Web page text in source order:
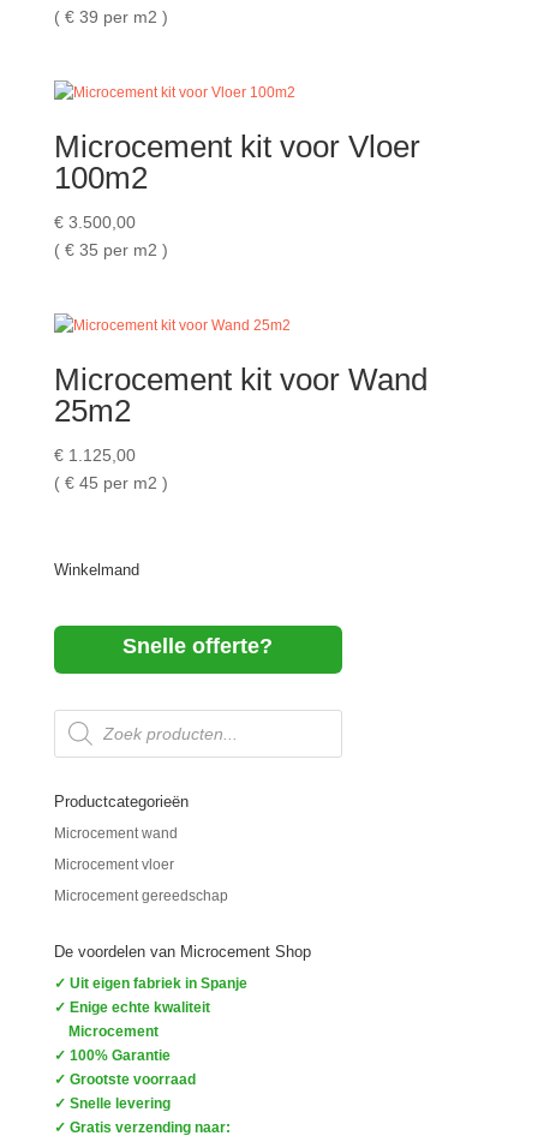
( € 39 per m2 )
Microcement kit voor Vloer
100m2
€3.500,00
( € 35 per m2 )
Microcement kit voor Wand
25m2
€1.125,00
( € 45 per m2 )
Winkelmand
Snelle offerte?
Producten
zoeken
Productcategorieën
Microcement wand
Microcement vloer
Microcement gereedschap
De voordelen van Microcement Shop
✓ Uit eigen fabriek in Spanje
✓ Enige echte kwaliteit
Microcement
✓ 100% Garantie
✓ Grootste voorraad
✓ Snelle levering
✓ Gratis verzending naar: